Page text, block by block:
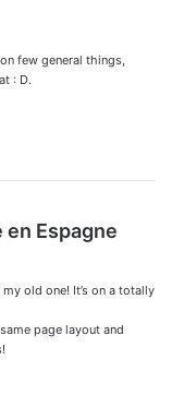
few general things,
: D.
Espagne
old one! It’s on a totally
page layout and